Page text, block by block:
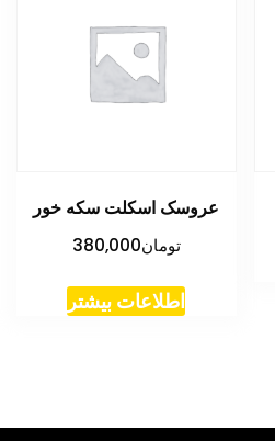
عروسک اسکلت سکه خور
تومان380,000
اطلاعات بیشتر